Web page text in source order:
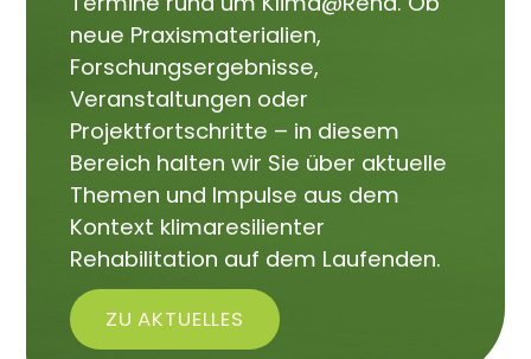
neue Praxismaterialien,
Forschungsergebnisse,
Veranstaltungen oder
Projektfortschritte – in diesem
Bereich halten wir Sie über aktuelle
Themen und Impulse aus dem
Kontext klimaresilienter
Rehabilitation auf dem Laufenden.
ZU AKTUELLES